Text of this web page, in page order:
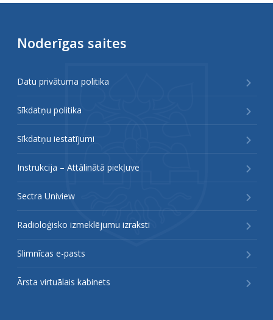
Noderīgas saites
Datu privātuma politika
Sīkdatņu politika
Sīkdatņu iestatījumi
Instrukcija – Attālinātā piekļuve
Sectra Uniview
Radioloģisko izmeklējumu izraksti
Slimnīcas e-pasts
Ārsta virtuālais kabinets